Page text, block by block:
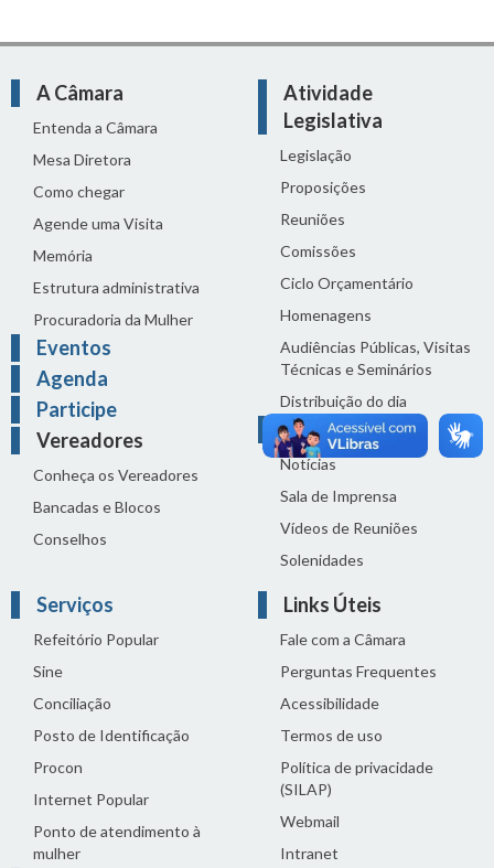
A Câmara
Entenda a Câmara
Mesa Diretora
Como chegar
Agende uma Visita
Memória
Estrutura administrativa
Procuradoria da Mulher
Eventos
Agenda
Participe
Vereadores
Conheça os Vereadores
Bancadas e Blocos
Conselhos
Atividade
Legislativa
Legislação
Proposições
Reuniões
Comissões
Ciclo Orçamentário
Homenagens
Audiências Públicas, Visitas
Técnicas e Seminários
Distribuição do dia
Comunicação
Notícias
Sala de Imprensa
Vídeos de Reuniões
Solenidades
Serviços
Refeitório Popular
Sine
Conciliação
Posto de Identificação
Procon
Internet Popular
Ponto de atendimento à
mulher
Links Úteis
Fale com a Câmara
Perguntas Frequentes
Acessibilidade
Termos de uso
Política de privacidade
(SILAP)
Webmail
Intranet